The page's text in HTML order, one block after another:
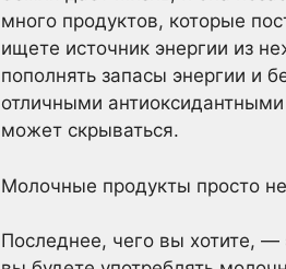
много продуктов, которые
ищете источник энергии из
пополнять запасы энергии и
отличными
может скрываться.
Молочные продукты просто
Последнее, чего вы хотите, —